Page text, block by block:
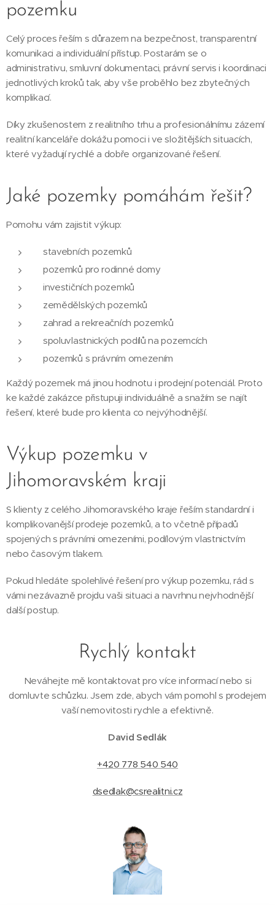
pozemku
Celý proces řeším s důrazem na bezpečnost, transparentní
komunikaci a individuální přístup. Postarám se o
administrativu, smluvní dokumentaci, právní servis i koordinaci
jednotlivých kroků tak, aby vše proběhlo bez zbytečných
komplikací.
Díky zkušenostem z realitního trhu a profesionálnímu zázemí
realitní kanceláře dokážu pomoci i ve složitějších situacích,
které vyžadují rychlé a dobře organizované řešení.
Jaké pozemky pomáhám řešit?
Pomohu vám zajistit výkup:
stavebních pozemků
pozemků pro rodinné domy
investičních pozemků
zemědělských pozemků
zahrad a rekreačních pozemků
spoluvlastnických podílů na pozemcích
pozemků s právním omezením
Každý pozemek má jinou hodnotu i prodejní potenciál. Proto
ke každé zakázce přistupuji individuálně a snažím se najít
řešení, které bude pro klienta co nejvýhodnější.
Výkup pozemku v
Jihomoravském kraji
S klienty z celého Jihomoravského kraje řeším standardní i
komplikovanější prodeje pozemků, a to včetně případů
spojených s právními omezeními, podílovým vlastnictvím
nebo časovým tlakem.
Pokud hledáte spolehlivé řešení pro výkup pozemku, rád s
vámi nezávazně projdu vaši situaci a navrhnu nejvhodnější
další postup.
Rychlý kontakt
Neváhejte mě kontaktovat pro více informací nebo si
domluvte schůzku. Jsem zde, abych vám pomohl s prodejem
vaší nemovitosti rychle a efektivně.
David Sedlák
+420 778 540 540
dsedlak@csrealitni.cz